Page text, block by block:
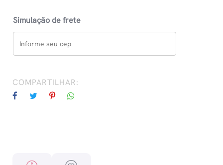
Simulação de frete
COMPARTILHAR: